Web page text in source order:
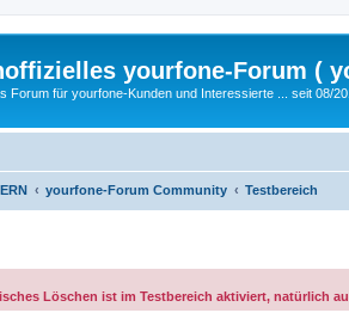
yourfone-Forum (
Forum für yourfone-Kunden und Interessierte ... seit 08/
yourfone-Forum Community Testbereich
Löschen ist im Testbereich aktiviert, natürlich